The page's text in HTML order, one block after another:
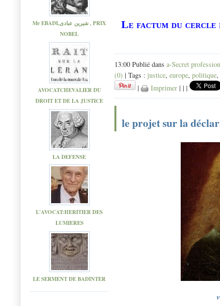
Me EBADI,شیرین عبادی , PRIX
NOBEL
AVOCATCHEVALIER DU
DROIT ET DE LA JUSTICE
LA DEFENSE
L'AVOCAT:HERITIER DES
LUMIERES
LE SERMENT DE BADINTER
Le factum du cercle
13:00 Publié dans a-Secret
(0) | Tags : justice, europe, politique,
|
Imprimer | | |
le projet sur la